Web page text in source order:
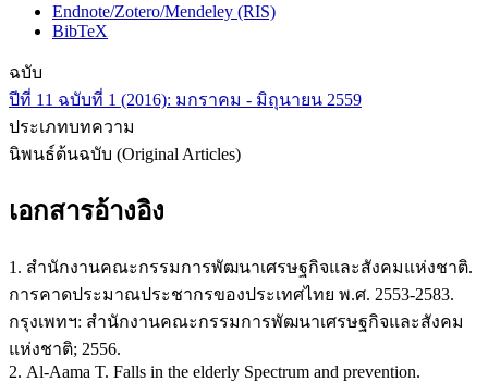
Endnote/Zotero/Mendeley (RIS)
BibTeX
ฉบับ
ปีที่ 11 ฉบับที่ 1 (2016): มกราคม - มิถุนายน 2559
ประเภทบทความ
นิพนธ์ต้นฉบับ (Original Articles)
เอกสารอ้างอิง
1. สำนักงานคณะกรรมการพัฒนาเศรษฐกิจและสังคมแห่งชาติ.
การคาดประมาณประชากรของประเทศไทย พ.ศ. 2553-2583.
กรุงเพทฯ: สำนักงานคณะกรรมการพัฒนาเศรษฐกิจและสังคม
แห่งชาติ; 2556.
2. Al-Aama T. Falls in the elderly Spectrum and prevention.